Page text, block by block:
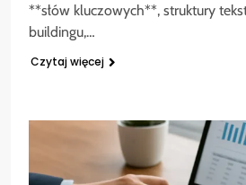
**słów kluczowych**, struktury
buildingu,…
Czytaj więcej